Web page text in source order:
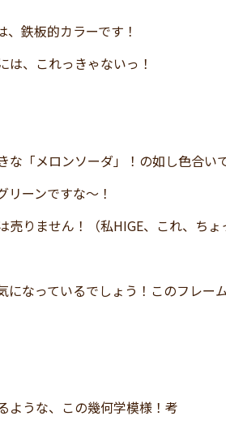
鉄板的カラーです！
は、これっきゃないっ！
「メロンソーダ」！の如し色合い
ーンですな～！
売りません！（私HIGE、これ、ちょ
になっているでしょう！このフレ
ような、この幾何学模様！考